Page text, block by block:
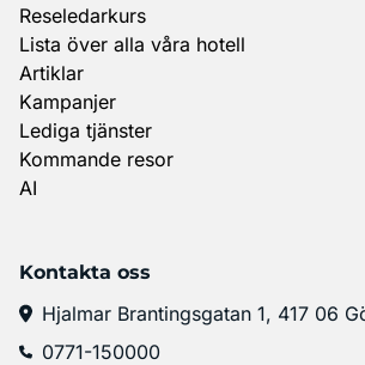
Reseledarkurs
Lista över alla våra hotell
Artiklar
Kampanjer
Lediga tjänster
Kommande resor
AI
Kontakta oss
Hjalmar Brantingsgatan 1, 417 06
0771-150000